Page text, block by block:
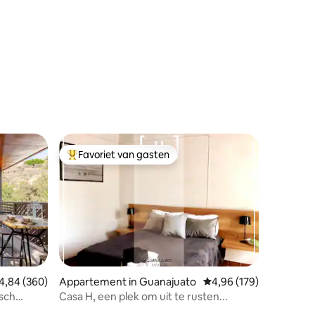
beoordeling van 4,84 uit 5, 360 recensies
(360)
Topfavoriet van gasten
Favoriet van gasten
Appartement in Guanajuato Gemiddelde
4,96 (179)
Casa H, een plek om uit te rusten...